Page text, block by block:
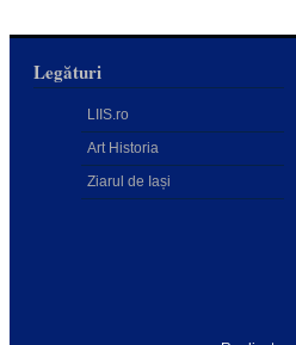
Legături
LIIS.ro
Art Historia
Ziarul de Iași